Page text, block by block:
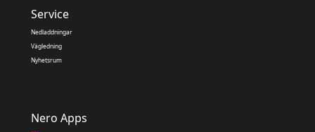
Service
Nedladdningar
Vägledning
Nyhetsrum
Nero Apps